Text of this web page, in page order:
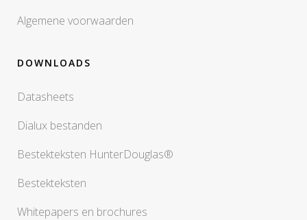
Algemene voorwaarden
DOWNLOADS
Datasheets
Dialux bestanden
Bestekteksten HunterDouglas®
Bestekteksten
Whitepapers en brochures